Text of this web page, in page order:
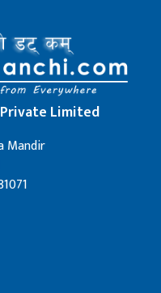
Limited
Mandir